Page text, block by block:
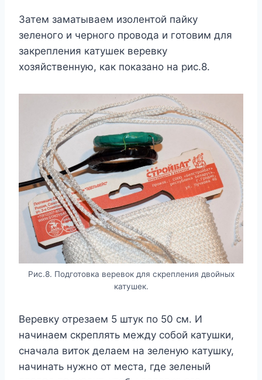
Затем заматываем изолентой пайку
зеленого и черного провода и готовим для
закрепления катушек веревку
хозяйственную, как показано на рис.8.
Рис.8. Подготовка веревок для скрепления двойных
катушек.
Веревку отрезаем 5 штук по 50 см. И
начинаем скреплять между собой катушки,
сначала виток делаем на зеленую катушку,
начинать нужно от места, где зеленый